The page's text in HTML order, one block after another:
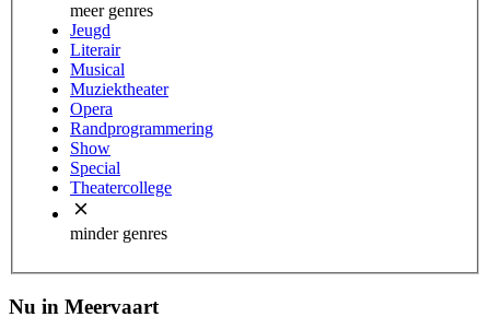
meer genres
Jeugd
Literair
Musical
Muziektheater
Opera
Randprogrammering
Show
Special
Theatercollege
minder genres
Nu in Meervaart